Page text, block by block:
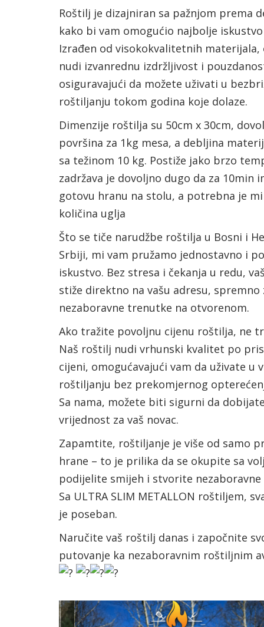
Roštilj je dizajniran sa pažnjom prema
kako bi vam omogućio najbolje
Izrađen od visokokvalitetnih
nudi izvanrednu izdržljivost i
osiguravajući da možete uživati u
roštiljanju tokom godina koje dolaze.
Dimenzije roštilja su 50cm x 30cm,
površina za 1kg mesa, a debljina
sa težinom 10 kg. Postiže jako brzo
zadržava je dovoljno dugo da za 10min
gotovu hranu na stolu, a potrebna je
količina uglja
Što se tiče narudžbe roštilja u Bosni i
Srbiji, mi vam pružamo jednostavno i
iskustvo. Bez stresa i čekanja u redu,
stiže direktno na vašu adresu, spremno
nezaboravne trenutke na otvorenom.
Ako tražite povoljnu cijenu roštilja, ne
Naš roštilj nudi vrhunski kvalitet po
cijeni, omogućavajući vam da uživate u
roštiljanju bez prekomjernog
Sa nama, možete biti sigurni da
vrijednost za vaš novac.
Zapamtite, roštiljanje je više od samo
hrane – to je prilika da se okupite sa
podijelite smijeh i stvorite nezaboravne
Sa ULTRA SLIM METALLON roštiljem,
je poseban.
Naručite vaš roštilj danas i započnite
putovanje ka nezaboravnim roštiljnim